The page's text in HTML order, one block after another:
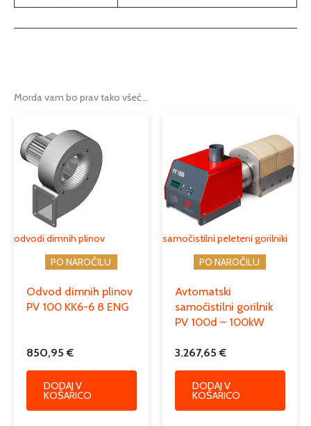
Morda vam bo prav tako všeč…
odvodi dimnih plinov
PO NAROČILU
Odvod dimnih plinov
PV 100 KK6-6 8 ENG
850,95€
DODAJ V
KOŠARICO
samočistilni peleteni gorilniki
PO NAROČILU
Avtomatski
samočistilni gorilnik
PV 100d – 100kW
3.267,65€
DODAJ V
KOŠARICO